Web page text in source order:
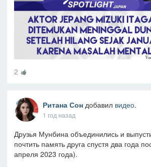
2
Ритана Сондобавил видео.
1 год назад
Друзья Мунбина объединились и
почтить память друга спустя два года
апреля 2023 года).